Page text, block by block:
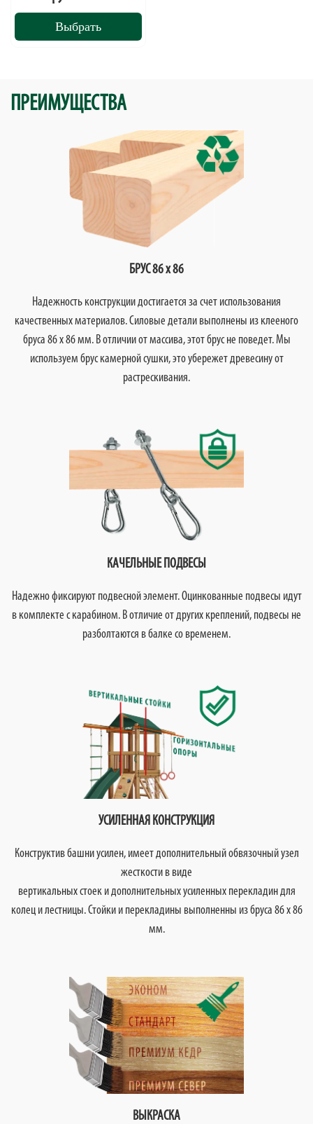
Выбрать
ПРЕИМУЩЕСТВА
БРУС 86 х 86
Надежность конструкции достигается за счет использования
качественных материалов. Силовые детали выполнены из клееного
бруса 86 х 86 мм. В отличии от массива, этот брус не поведет. Мы
используем брус камерной сушки, это убережет древесину от
растрескивания.
КАЧЕЛЬНЫЕ ПОДВЕСЫ
Надежно фиксируют подвесной элемент. Оцинкованные подвесы идут
в комплекте с карабином. В отличие от других креплений, подвесы не
разболтаются в балке со временем.
УСИЛЕННАЯ КОНСТРУКЦИЯ
Конструктив башни усилен, имеет дополнительный обвязочный узел
жесткости в виде
вертикальных стоек и дополнительных усиленных перекладин для
колец и лестницы. Стойки и перекладины выполненны из бруса 86 х 86
мм.
ВЫКРАСКА